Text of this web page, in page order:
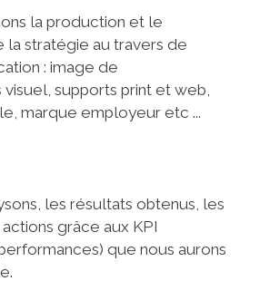
la production et le
stratégie au travers de
: image de
supports print et web,
marque employeur etc ...
les résultats obtenus, les
grâce aux KPI
que nous aurons